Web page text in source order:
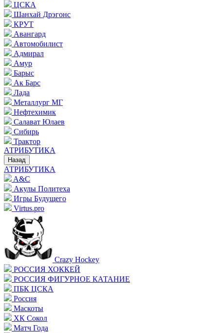
ЦСКА
Шанхай Дрэгонс
КРУТ
Авангард
Автомобилист
Адмирал
Амур
Барыс
Ак Барс
Лада
Металлург МГ
Нефтехимик
Салават Юлаев
Сибирь
Трактор
АТРИБУТИКА
Назад
АТРИБУТИКА
A&C
Акулы Политеха
Игры Будущего
Virtus.pro
Crazy Hockey
РОССИЯ ХОККЕЙ
РОССИЯ ФИГУРНОЕ КАТАНИЕ
ПБК ЦСКА
Россия
Маскоты
ХК Сокол
Матч Года